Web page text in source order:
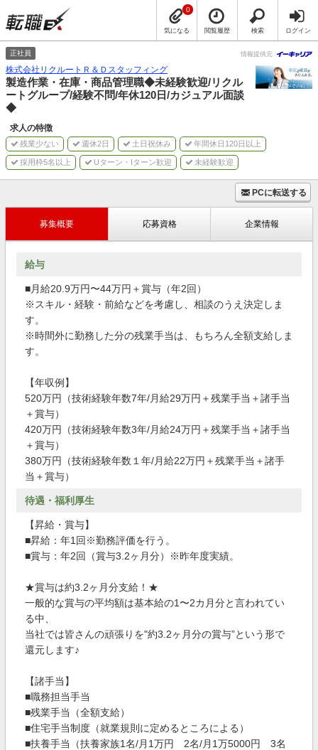
気になる
0
閲覧履歴 検索 ログイン
正社員 情報提供元
株式会社リクルートＲ＆Ｄスタッフィング
製造作業・在庫・商品管理職◆未経験歓迎/リクル
ートグループ/経験不問/年休120日/カジュアル面談
◆
求人の特徴
残業少ない 週休2日 土日祝休み 年間休日120日以上
採用枠5名以上 Uターン・Iターン歓迎 未経験歓迎
PCに転送する
募集概要 応募資格 企業情報
給与
■月給20.9万円〜44万円＋賞与（年2回）
※スキル・経験・前給などを考慮し、相談のうえ決定しま
す。
※時間外に勤務した分の残業手当は、もちろん全額支給しま
す。
【年収例】
520万円（技術経験年数7年/月給29万円＋残業手当＋諸手当
＋賞与）
420万円（技術経験年数3年/月給24万円＋残業手当＋諸手当
＋賞与）
380万円（技術経験年数１年/月給22万円＋残業手当＋諸手
当＋賞与）
待遇・福利厚生
【昇給・賞与】
■昇給：年1回※勤務評価を行う。
■賞与：年2回（賞与3.2ヶ月分）※昨年度実績。
★賞与は約3.2ヶ月分支給！★
一般的な賞与の平均額は基本給の1〜2カ月分と言われてい
る中、
当社では皆さんの頑張りを"約3.2ヶ月分の賞与”という形で
還元します♪
【諸手当】
■職務担当手当
■残業手当（全額支給）
■住宅手当制度（就業規則に定めるところによる）
■扶養手当（扶養家族1名/月1万円 2名/月1万5000円 3名